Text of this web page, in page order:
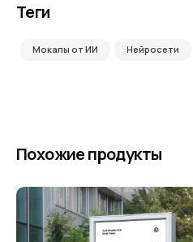
Теги
Мокапы от ИИ Нейросети
Похожие продукты